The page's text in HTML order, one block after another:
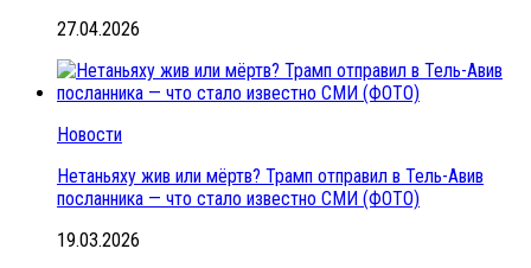
27.04.2026
Новости
Нетаньяху жив или мёртв? Трамп отправил в Тель-Авив
посланника — что стало известно СМИ (ФОТО)
19.03.2026